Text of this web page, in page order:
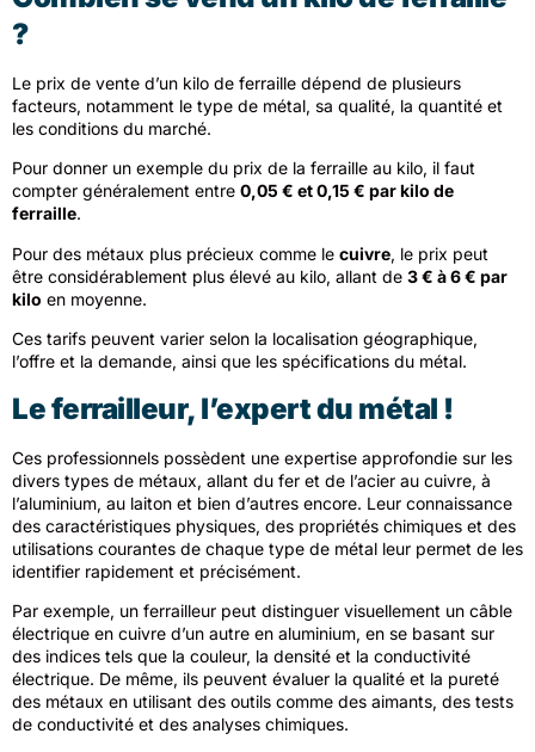
?
Le prix de vente d’un kilo de ferraille dépend de plusieurs
facteurs, notamment le type de métal, sa qualité, la quantité et
les conditions du marché.
Pour donner un exemple du prix de la ferraille au kilo, il faut
compter généralement entre 0,05 € et 0,15 € par kilo de
ferraille.
Pour des métaux plus précieux comme le cuivre, le prix peut
être considérablement plus élevé au kilo, allant de 3 € à 6 € par
kilo en moyenne.
Ces tarifs peuvent varier selon la localisation géographique,
l’offre et la demande, ainsi que les spécifications du métal.
Le ferrailleur, l’expert du métal !
Ces professionnels possèdent une expertise approfondie sur les
divers types de métaux, allant du fer et de l’acier au cuivre, à
l’aluminium, au laiton et bien d’autres encore. Leur connaissance
des caractéristiques physiques, des propriétés chimiques et des
utilisations courantes de chaque type de métal leur permet de les
identifier rapidement et précisément.
Par exemple, un ferrailleur peut distinguer visuellement un câble
électrique en cuivre d’un autre en aluminium, en se basant sur
des indices tels que la couleur, la densité et la conductivité
électrique. De même, ils peuvent évaluer la qualité et la pureté
des métaux en utilisant des outils comme des aimants, des tests
de conductivité et des analyses chimiques.